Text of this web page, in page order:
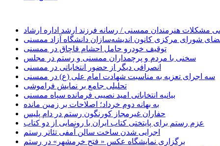
مشکلات هنرمندان ممسنی / رسانه فرزند ارشد اداره ارشاد
شورای مرکزی کانون اندیشه‌سازان دانشگاه آزاد ممسنی
توقیف خودرو حامل احشام قاچاق در ممسنی
سخنی با مردم و پرچمداران ممسنی و رستم در مجلس
انصرافی دیگر از حضور انتخاباتی در ممسنی
سه اجرای تعزیه به مناسبت شهادت امام علی (ع) در ممسنی
تحلیلی جامع بر نمایش فراموشی
بیانیه انتخاباتی امید نصیبی فرمانده سپاه ممسنی
به بهانه دوم خرداد؛ اصلاحات بر زمین مانده
حفاران غیرمجاز کورنگون رستم در دام پلیس
عزم رستم برای پایتختی کتاب ایران با رونمایی از دو کتاب
اجرایی شدن ساخت سالن آمفی تئاتر رستم
برگزاری نمایشگاه عکس « فتح خرمشهر» در رستم